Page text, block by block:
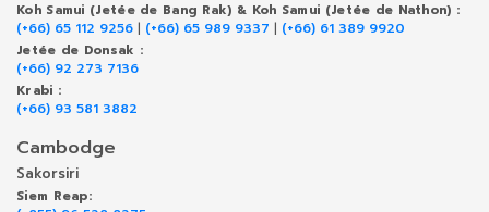
Koh Samui (Jetée de Bang Rak) & Koh Samui (Jetée de Nathon) :
(+66) 65 112 9256 | (+66) 65 989 9337 | (+66) 61 389 9920
Jetée de Donsak :
(+66) 92 273 7136
Krabi :
(+66) 93 581 3882
Cambodge
Sakorsiri
Siem Reap: